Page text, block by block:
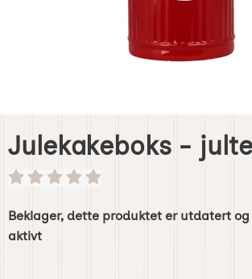
Julekakeboks - julte
Beklager, dette produktet er utdatert og
aktivt